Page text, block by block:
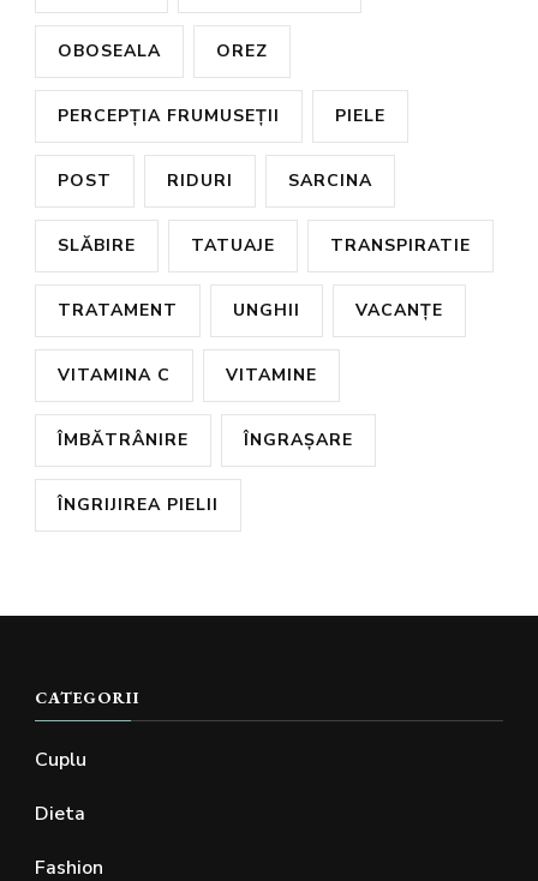
OBOSEALA OREZ
PERCEPȚIA FRUMUSEȚII PIELE
POST RIDURI SARCINA
SLĂBIRE TATUAJE TRANSPIRATIE
TRATAMENT UNGHII VACANȚE
VITAMINA C VITAMINE
ÎMBĂTRÂNIRE ÎNGRAȘARE
ÎNGRIJIREA PIELII
CATEGORII
Cuplu
Dieta
Fashion